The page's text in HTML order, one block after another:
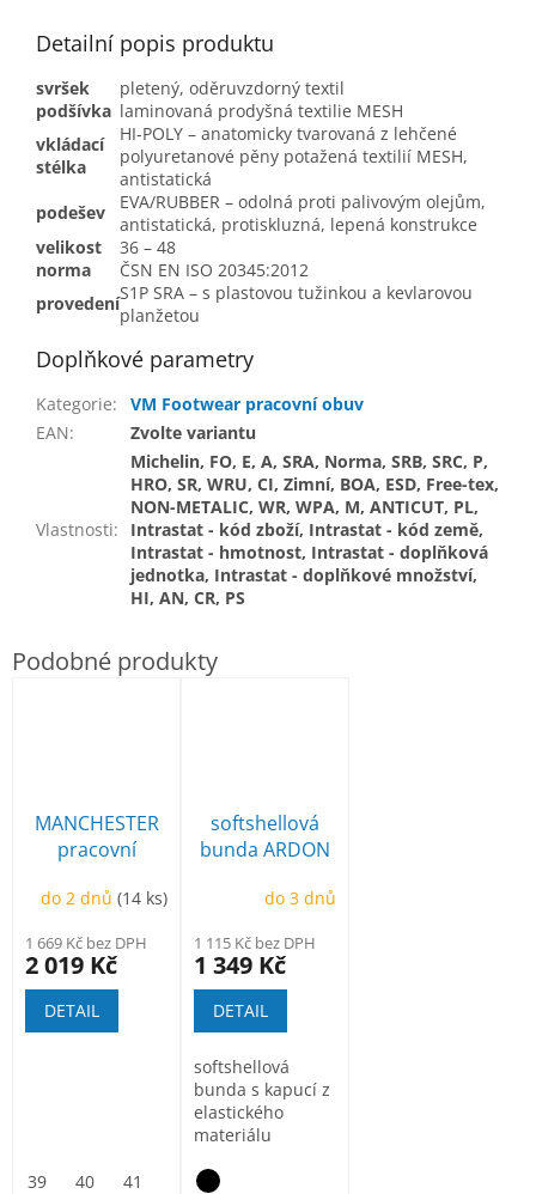
Detailní popis produktu
svršek
pletený, oděruvzdorný textil
podšívka laminovaná prodyšná textilie MESH
vkládací
stélka
HI-POLY – anatomicky tvarovaná z lehčené
polyuretanové pěny potažená textilií MESH,
antistatická
podešev
EVA/RUBBER – odolná proti palivovým olejům,
antistatická, protiskluzná, lepená konstrukce
velikost
36 – 48
norma
ČSN EN ISO 20345:2012
provedeníS1P SRA – s plastovou tužinkou a kevlarovou
planžetou
Doplňkové parametry
Kategorie:
VM Footwear pracovní obuv
EAN: Zvolte variantu
Vlastnosti:
Michelin, FO, E, A, SRA, Norma, SRB, SRC, P,
HRO, SR, WRU, CI, Zimní, BOA, ESD, Free-tex,
NON-METALIC, WR, WPA, M, ANTICUT, PL,
Intrastat - kód zboží, Intrastat - kód země,
Intrastat - hmotnost, Intrastat - doplňková
jednotka, Intrastat - doplňkové množství,
HI, AN, CR, PS
MANCHESTER
pracovní
do 2 dnů(14 ks)
1 669 Kč bez DPH
2 019 Kč
DETAIL
39 40 41 43
softshellová
bunda ARDON
do 3 dnů
1 115 Kč bez DPH
1 349 Kč
DETAIL
softshellová
bunda s kapucí z
elastického
materiálu
vnitřní část...